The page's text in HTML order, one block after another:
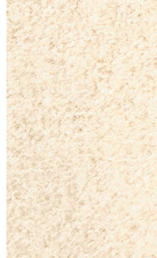
Şort
Yelek
Yağmurluk
Erkek
Ceket
Kaban
Kazak
Pantolon
Sweatshirt
Gömlek
Polo
T-shirt
Atlet
Deniz Şortu
Eşofman Altı
Mont
Şort
Yelek